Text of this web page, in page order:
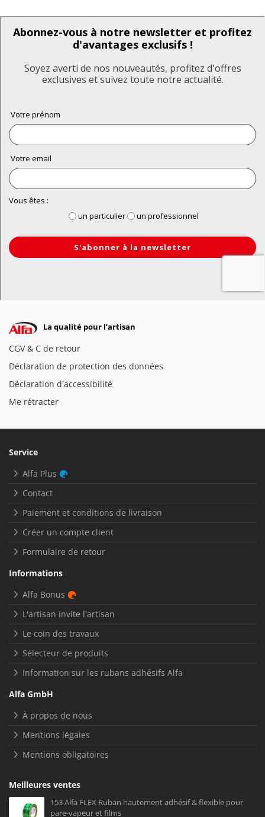
La qualité pour l’artisan
CGV & C de retour
Déclaration de protection des données
Déclaration d'accessibilité
Me rétracter
Service
Alfa Plus
Contact
Paiement et conditions de livraison
Créer un compte client
Formulaire de retour
Informations
Alfa Bonus
L'artisan invite l'artisan
Le coin des travaux
Sélecteur de produits
Information sur les rubans adhésifs Alfa
Alfa GmbH
À propos de nous
Mentions légales
Mentions obligatoires
Meilleures ventes
153 Alfa FLEX Ruban hautement adhésif & flexible pour
pare-vapeur et films